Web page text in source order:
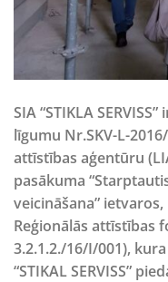
SIA “STIKLA
līgumu Nr.SKV-L-
attīstības aģentūru
pasākuma
veicināšana”
Reģionālās attīstības
3.2.1.2./16/I/001),
“STIKAL SERVISS”